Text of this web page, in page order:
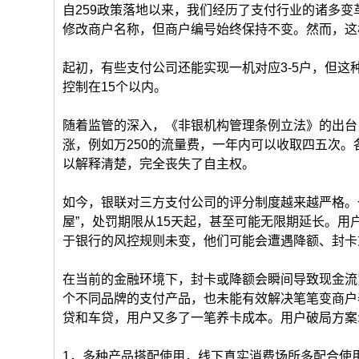
自259政策落地以来，我们经历了支付行业的诸多
修改商户名称，但商户编号始终保持不变。然而，
起初，有些支付公司还能实现一机对应3-5户，但
控制在15个以内。
随着监管的深入，《非银机构管理条例立法》的出
涨，例如万250的流量费，一年内可以收取四五次
以解释清楚，完全丧失了自主权。
如今，银联对三方支付公司的评分制度越来越严格
屋”，处罚期限从15天起，甚至可能无限期延长。
于银行的风控规则未变，他们可能会遭遇降额、封
在当前的金融环境下，封卡或降额会瞬间导致现金
个不同品牌的支付产品，也未能有效解决笔笔变商
贷和车贷，用户又多了一笔养卡成本。用户破局方